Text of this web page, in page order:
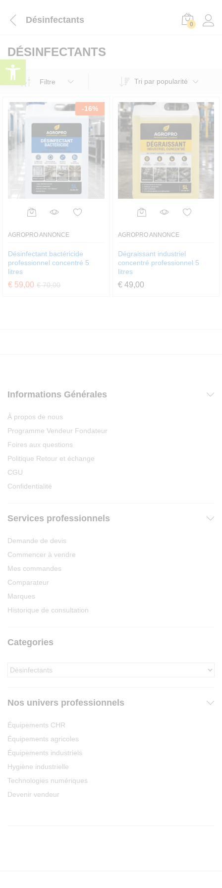
Désinfectants 0
DÉSINFECTANTS
Filtre Tri par popularité
-16%
AGROPRO ANNONCE
Désinfectant bactéricide
professionnel concentré 5
litres
€ 59,00 €70,00
AGROPRO ANNONCE
Dégraissant industriel
concentré professionnel 5
litres
€49,00
Informations Générales
À propos de nous
Programme Vendeur Fondateur
Foires aux questions
Politique Retour et échange
CGU
Confidentialité
Services professionnels
Demande de devis
Commencer à vendre
Mes commandes
Comparateur
Marques
Historique de consultation
Categories
Nos univers professionnels
Équipements CHR
Équipements agricoles
Équipements industriels
Hygiène industrielle
Technologies numériques
Devenir vendeur
Ouvrir la barre d’outils